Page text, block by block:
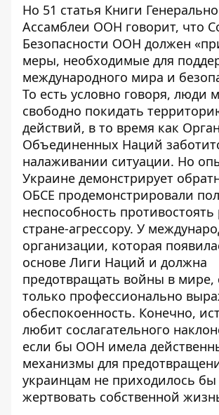
Но 51 статья Книги
Ассамблеи ООН говорит, что
Безопасности ООН должен
меры, необходимые для
международного мира и
То есть условно говоря, люди
свободно покидать
действий, в то время как
Объединенных Наций
налаживании ситуации. Но
Украине демонстрирует
ОБСЕ продемонстрировали
неспособность противостоять
стране-агрессору. У
организации, которая
основе Лиги Наций и должна
предотвращать войны в мире,
только профессионально
обеспокоенность. Конечно,
любит сослагательного
если бы ООН имела
механизмы для
украинцам не приходилось бы
жертвовать собственной